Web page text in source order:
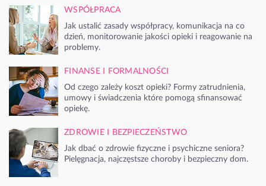
WSPÓŁPRACA
Jak ustalić zasady współpracy, komunikacja na co
dzień, monitorowanie jakości opieki i reagowanie na
problemy.
FINANSE I FORMALNOŚCI
Od czego zależy koszt opieki? Formy zatrudnienia,
umowy i świadczenia które pomogą sfinansować
opiekę.
ZDROWIE I BEZPIECZEŃSTWO
Jak dbać o zdrowie fizyczne i psychiczne seniora?
Pielęgnacja, najczęstsze choroby i bezpieczny dom.